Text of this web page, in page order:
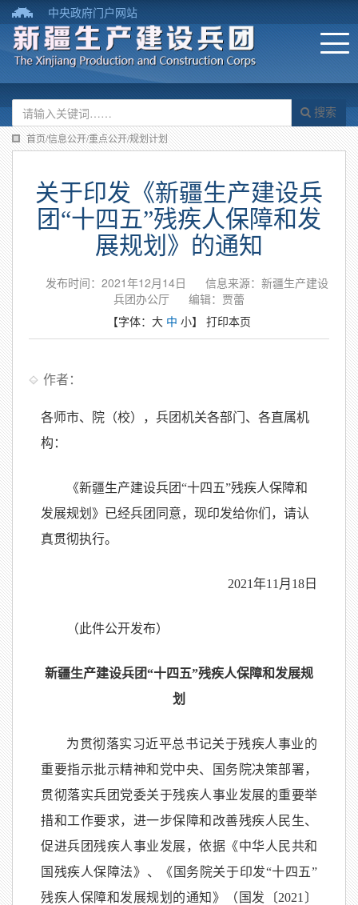
中央政府门户网站
搜索
首页/信息公开/重点公开/规划计划
关于印发《新疆生产建设兵
团“十四五”残疾人保障和发
展规划》的通知
发布时间：2021年12月14日
信息来源：新疆生产建设
兵团办公厅
编辑：贾蕾
【字体： 大 中 小】 打印本页
作者：
各师市、院（校），兵团机关各部门、各直属机
构：
《新疆生产建设兵团“十四五”残疾人保障和
发展规划》已经兵团同意，现印发给你们，请认
真贯彻执行。
2021年11月18日
（此件公开发布）
新疆生产建设兵团“十四五”残疾人保障和发展规
划
为贯彻落实习近平总书记关于残疾人事业的
重要指示批示精神和党中央、国务院决策部署，
贯彻落实兵团党委关于残疾人事业发展的重要举
措和工作要求，进一步保障和改善残疾人民生、
促进兵团残疾人事业发展，依据《中华人民共和
国残疾人保障法》、《国务院关于印发“十四五”
残疾人保障和发展规划的通知》（国发〔2021〕